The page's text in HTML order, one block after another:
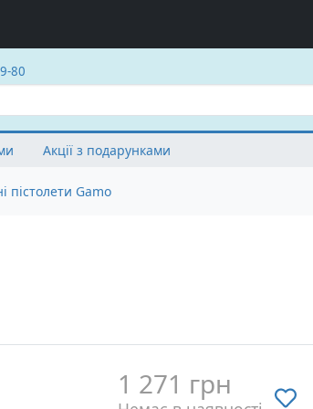
80
Акції з подарунками
пістолети Gamo
1 271 грн